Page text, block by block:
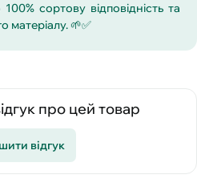
сортову відповідність та
матеріалу. 🌱✅
про цей товар
відгук